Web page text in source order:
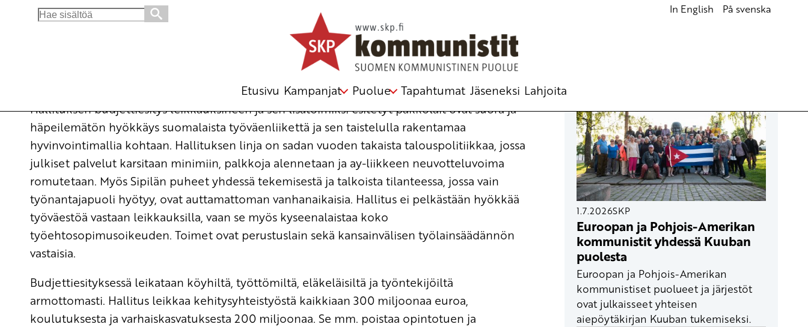
Search
In English På svenska
Etusivu Kampanjat Puolue Tapahtumat Jäseneksi Lahjoita
Hallituksen budjettiesitys on suora hyökkäys työväenliikettä vastaan
Hallituksen budjettiesitys leikkauksineen ja sen lisätoimiksi esitetyt pakkolait ovat suora ja
häpeilemätön hyökkäys suomalaista työväenliikettä ja sen taistelulla rakentamaa
hyvinvointimallia kohtaan. Hallituksen linja on sadan vuoden takaista talouspolitiikkaa, jossa
julkiset palvelut karsitaan minimiin, palkkoja alennetaan ja ay-liikkeen neuvotteluvoima
romutetaan. Myös Sipilän puheet yhdessä tekemisestä ja talkoista tilanteessa, jossa vain
työnantajapuoli hyötyy, ovat auttamattoman vanhanaikaisia. Hallitus ei pelkästään hyökkää
työväestöä vastaan leikkauksilla, vaan se myös kyseenalaistaa koko
työehtosopimusoikeuden. Toimet ovat perustuslain sekä kansainvälisen työlainsäädännön
vastaisia.
Budjettiesityksessä leikataan köyhiltä, työttömiltä, eläkeläisiltä ja työntekijöiltä
armottomasti. Hallitus leikkaa kehitysyhteistyöstä kaikkiaan 300 miljoonaa euroa,
koulutuksesta ja varhaiskasvatuksesta 200 miljoonaa. Se mm. poistaa opintotuen ja
1.7.2026SKP
Euroopan ja Pohjois-Amerikan
kommunistit yhdessä Kuuban
puolesta
Euroopan ja Pohjois-Amerikan
kommunistiset puolueet ja järjestöt
ovat julkaisseet yhteisen
aiepöytäkirjan Kuuban tukemiseksi.